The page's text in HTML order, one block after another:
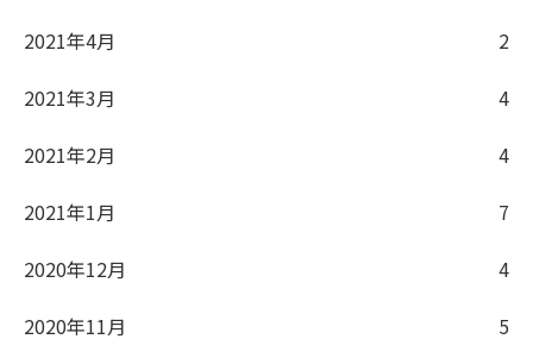
2021年4月
2
2021年3月
4
2021年2月
4
2021年1月
7
2020年12月
4
2020年11月
5